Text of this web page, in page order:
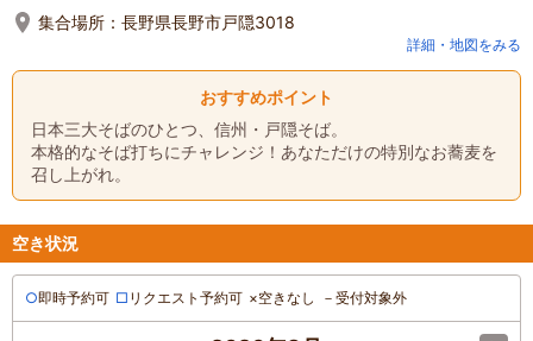
集合場所： 長野県長野市戸隠3018
詳細・地図をみる
おすすめポイント
日本三大そばのひとつ、信州・戸隠そば。
本格的なそば打ちにチャレンジ！あなただけの特別なお蕎麦を
召し上がれ。
空き状況
○即時予約可 □ リクエスト予約可 ×空きなし － 受付対象外